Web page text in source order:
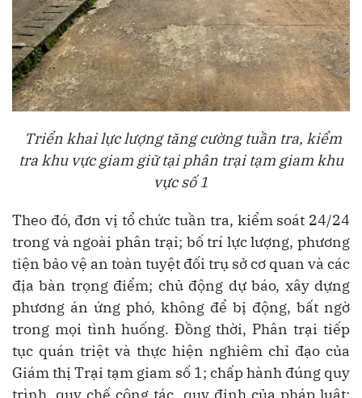
Triển khai lực lượng tăng cường tuần tra, kiểm
tra khu vực giam giữ tại phân trại tạm giam khu
vực số 1
Theo đó, đơn vị tổ chức tuần tra, kiểm soát 24/24
trong và ngoài phân trại; bố trí lực lượng, phương
tiện bảo vệ an toàn tuyệt đối trụ sở cơ quan và các
địa bàn trọng điểm; chủ động dự báo, xây dựng
phương án ứng phó, không để bị động, bất ngờ
trong mọi tình huống. Đồng thời, Phân trại tiếp
tục quán triệt và thực hiện nghiêm chỉ đạo của
Giám thị Trại tạm giam số 1; chấp hành đúng quy
trình, quy chế công tác, quy định của pháp luật;